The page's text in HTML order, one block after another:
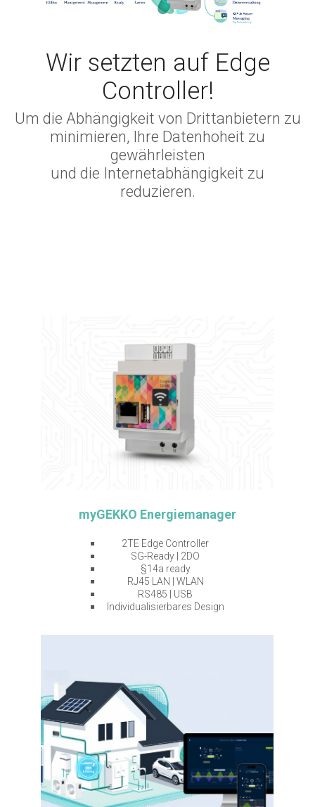
Wir setzten auf Edge
Controller!
Um die Abhängigkeit von Drittanbietern zu
minimieren, Ihre Datenhoheit zu
gewährleisten
und die Internetabhängigkeit zu
reduzieren.
myGEKKO Energiemanager
2TE Edge Controller
SG-Ready | 2DO
§14a ready
RJ45 LAN | WLAN
RS485 | USB
Individualisierbares Design